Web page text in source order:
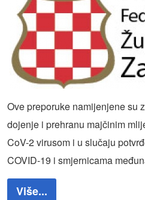
Ove preporuke namijenjene su
dojenje i prehranu majčinim
CoV-2 virusom i u slučaju
COVID-19 i smjernicama
Više...